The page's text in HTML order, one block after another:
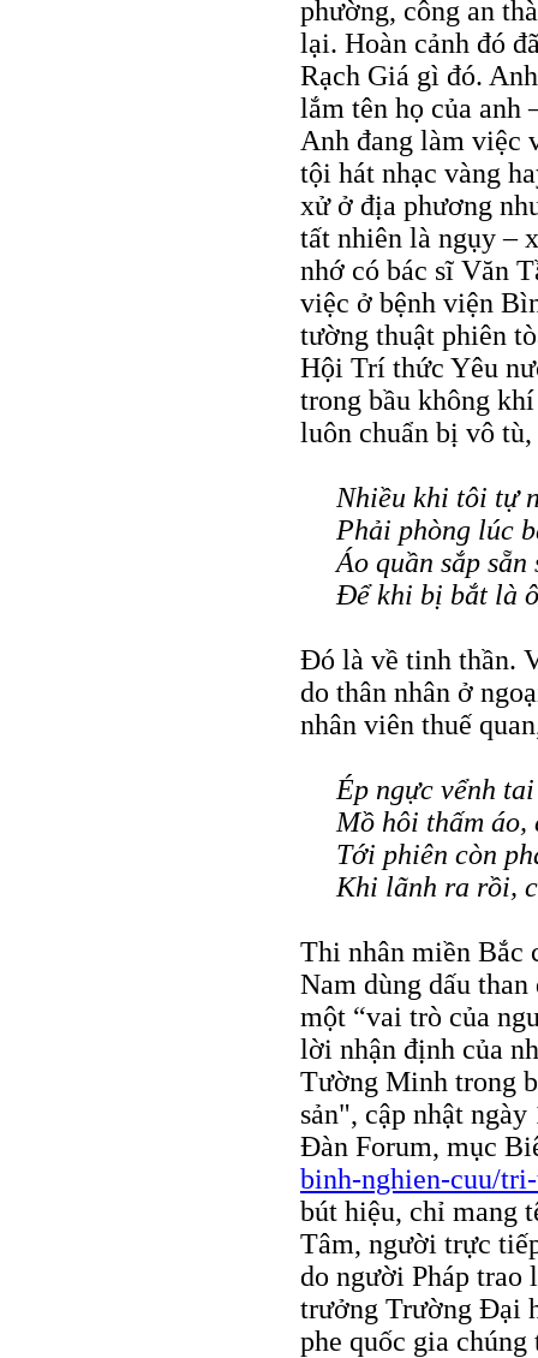
phường, công an
lại. Hoàn cảnh đó
Rạch Giá gì đó.
lắm tên họ của anh
Anh đang làm việc
tội hát nhạc vàng
xử ở địa phương
tất nhiên là ngụy –
nhớ có bác sĩ Văn
việc ở bệnh viện
tường thuật phiên
Hội Trí thức Yêu
trong bầu không
luôn chuẩn bị vô
Nhiều khi tôi tự
Phải phòng lúc
Áo quần sắp sẵn
Ðể khi bị bắt là
Ðó là về tinh thần.
do thân nhân ở
nhân viên thuế
Ép ngực vểnh
Mồ hôi thấm áo,
Tới phiên còn
Khi lãnh ra rồi,
Thi nhân miền Bắc
Nam dùng dấu
một “vai trò của
lời nhận định của
Tường Minh trong
sản", cập nhật
Đàn Forum, mục
binh-nghien-cuu/
bút hiệu, chỉ mang
Tâm, người trực
do người Pháp trao
trưởng Trường Ðại
phe quốc gia